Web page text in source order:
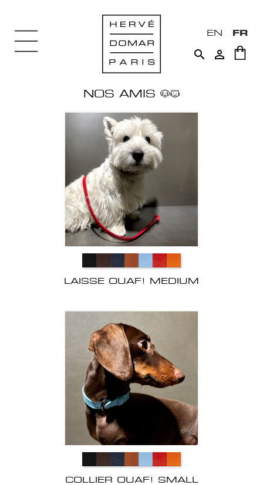
EN FR
 
NOS AMIS 🐶🐱
LAISSE OUAF! MEDIUM
COLLIER OUAF! SMALL